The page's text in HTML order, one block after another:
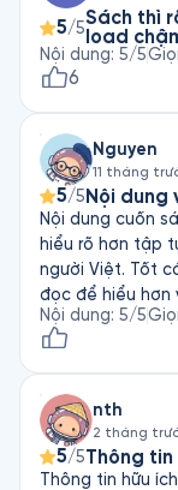
5/5Sách thì
load
Nội dung: 5/5
6
Nguyen
11 tháng
5/5 Nội dung
Nội dung cuốn
hiểu rõ hơn tập
người Việt. Tốt
đọc để hiểu hơn
Nội dung: 5/5
nth
2 tháng
5/5Thông
Thông tin hữu